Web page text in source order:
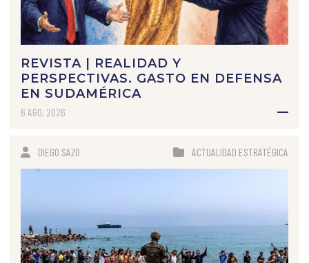
REVISTA | REALIDAD Y
PERSPECTIVAS. GASTO EN DEFENSA
EN SUDAMÉRICA
6 AGO, 2026
DIEGO SAZO ACTUALIDAD ESTRATÉGICA